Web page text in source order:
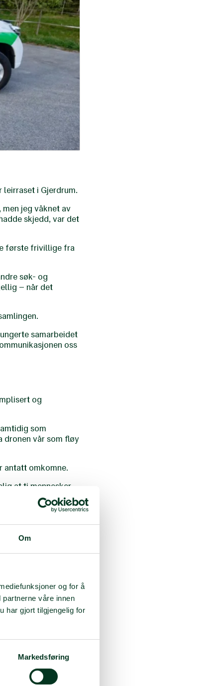
Om
og for å
våre innen
har gjort tilgjengelig for
Markedsføring
leirraset i Gjerdrum.
jeg våknet av
skjedd, var det
første frivillige fra
søk- og
– når det
samarbeidet
oss
og
som
dronen vår som fløy
omkomne.
at ti mennesker
med Åsta-
seg straks til
for de
var tøft, men
med på
ville gjort om jeg
Jeg begynte å